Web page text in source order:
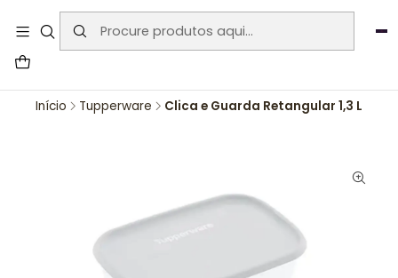
User-agent: * Allow: / Sitemap:
https://www.auraemporium.pt/sitemap.xml
Início Tupperware Clica e Guarda Retangular 1,3 L